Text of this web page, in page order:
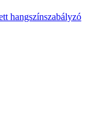
hangszínszabályzó